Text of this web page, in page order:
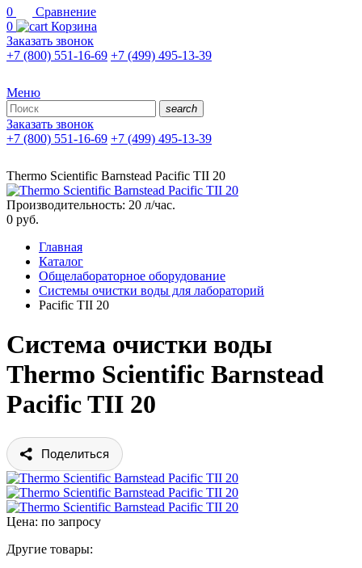
0
Сравнение
0
Корзина
Заказать звонок
+7 (800) 551-16-69 +7 (499) 495-13-39
Меню
search
Заказать звонок
+7 (800) 551-16-69 +7 (499) 495-13-39
Thermo Scientific Barnstead Pacific TII 20
Производительность: 20 л/час.
0 руб.
Главная
Каталог
Общелабораторное оборудование
Системы очистки воды для лабораторий
Pacific TII 20
Система очистки воды
Thermo Scientific Barnstead
Pacific TII 20
Поделиться
Цена: по запросу
Другие товары: